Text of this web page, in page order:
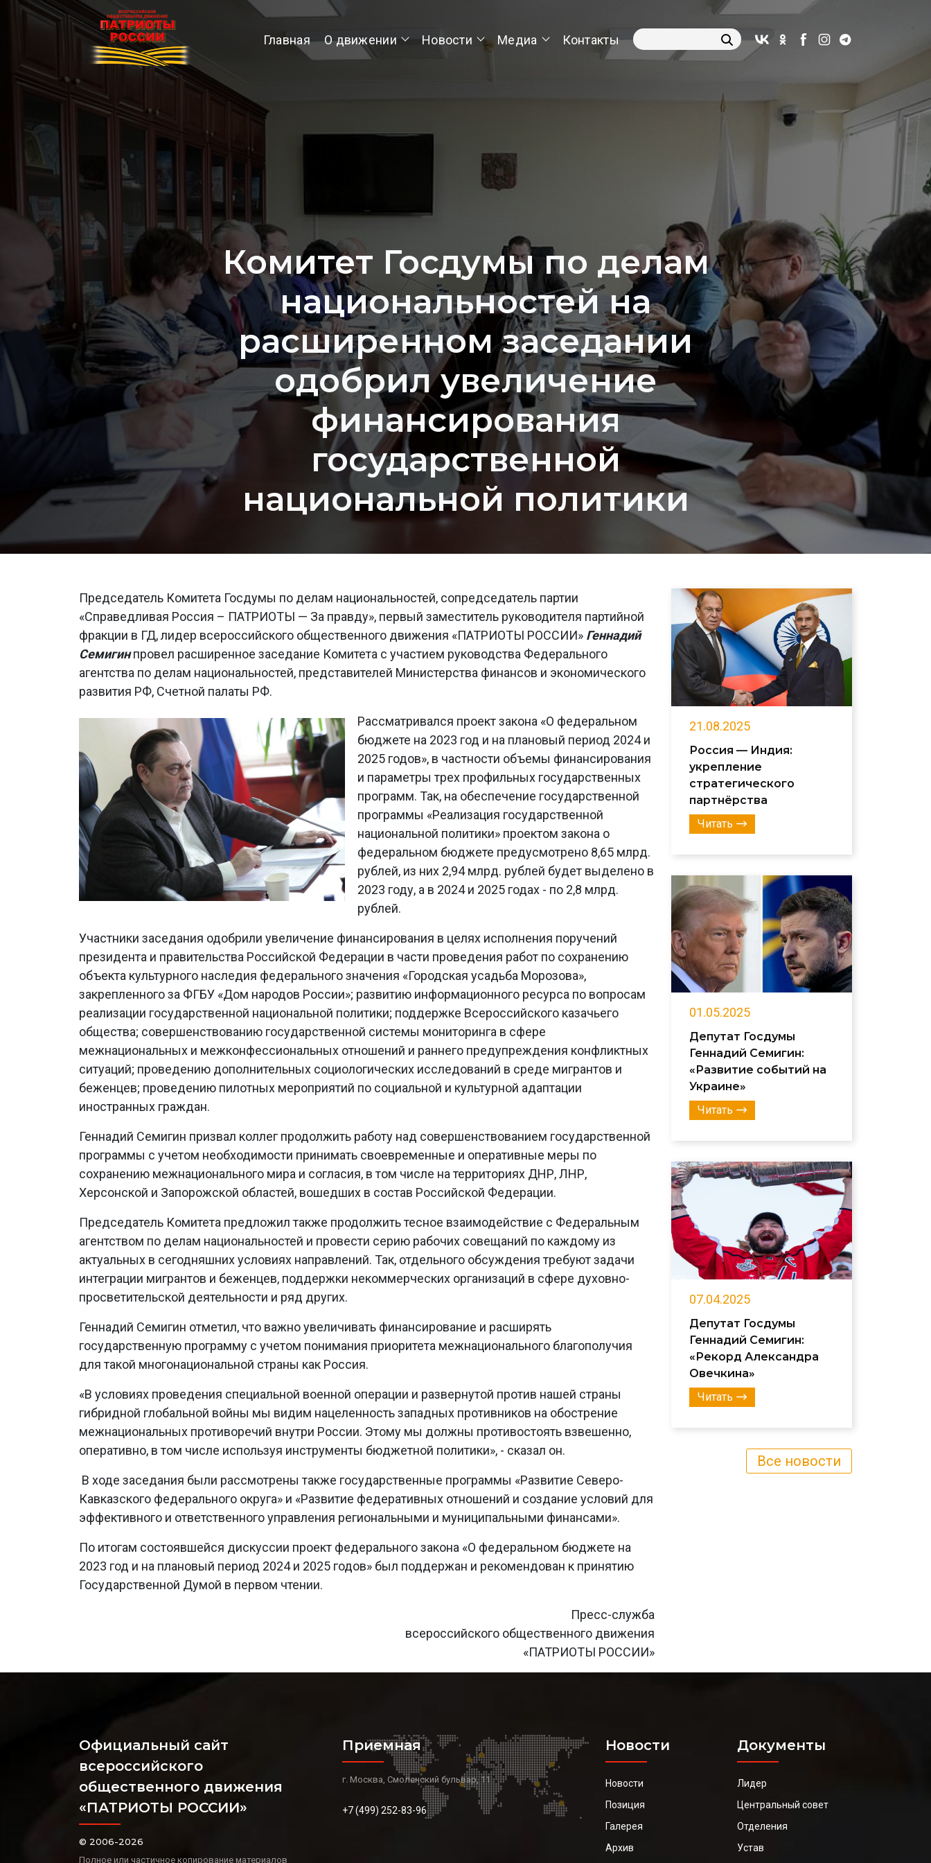
Главная О движении Новости Медиа Контакты
Комитет Госдумы по делам
национальностей на
расширенном заседании
одобрил увеличение
финансирования
государственной
национальной политики
Председатель Комитета Госдумы по делам национальностей, сопредседатель партии
«Справедливая Россия – ПАТРИОТЫ — За правду», первый заместитель руководителя партийной
фракции в ГД, лидер всероссийского общественного движения «ПАТРИОТЫ РОССИИ» Геннадий
Семигинпровел расширенное заседание Комитета с участием руководства Федерального
агентства по делам национальностей, представителей Министерства финансов и экономического
развития РФ, Счетной палаты РФ.
Рассматривался проект закона «О федеральном
бюджете на 2023 год и на плановый период 2024 и
2025 годов», в частности объемы финансирования
и параметры трех профильных государственных
программ. Так, на обеспечение государственной
программы «Реализация государственной
национальной политики» проектом закона о
федеральном бюджете предусмотрено 8,65 млрд.
рублей, из них 2,94 млрд. рублей будет выделено в
2023 году, а в 2024 и 2025 годах - по 2,8 млрд.
рублей.
Участники заседания одобрили увеличение финансирования в целях исполнения поручений
президента и правительства Российской Федерации в части проведения работ по сохранению
объекта культурного наследия федерального значения «Городская усадьба Морозова»,
закрепленного за ФГБУ «Дом народов России»; развитию информационного ресурса по вопросам
реализации государственной национальной политики; поддержке Всероссийского казачьего
общества; совершенствованию государственной системы мониторинга в сфере
межнациональных и межконфессиональных отношений и раннего предупреждения конфликтных
ситуаций; проведению дополнительных социологических исследований в среде мигрантов и
беженцев; проведению пилотных мероприятий по социальной и культурной адаптации
иностранных граждан.
Геннадий Семигин призвал коллег продолжить работу над совершенствованием государственной
программы с учетом необходимости принимать своевременные и оперативные меры по
сохранению межнационального мира и согласия, в том числе на территориях ДНР, ЛНР,
Херсонской и Запорожской областей, вошедших в состав Российской Федерации.
Председатель Комитета предложил также продолжить тесное взаимодействие с Федеральным
агентством по делам национальностей и провести серию рабочих совещаний по каждому из
актуальных в сегодняшних условиях направлений. Так, отдельного обсуждения требуют задачи
интеграции мигрантов и беженцев, поддержки некоммерческих организаций в сфере духовно-
просветительской деятельности и ряд других.
Геннадий Семигин отметил, что важно увеличивать финансирование и расширять
государственную программу с учетом понимания приоритета межнационального благополучия
для такой многонациональной страны как Россия.
«В условиях проведения специальной военной операции и развернутой против нашей страны
гибридной глобальной войны мы видим нацеленность западных противников на обострение
межнациональных противоречий внутри России. Этому мы должны противостоять взвешенно,
оперативно, в том числе используя инструменты бюджетной политики», - сказал он.
В ходе заседания были рассмотрены также государственные программы «Развитие Северо-
Кавказского федерального округа» и «Развитие федеративных отношений и создание условий для
эффективного и ответственного управления региональными и муниципальными финансами».
По итогам состоявшейся дискуссии проект федерального закона «О федеральном бюджете на
2023 год и на плановый период 2024 и 2025 годов» был поддержан и рекомендован к принятию
Государственной Думой в первом чтении.
Пресс-служба
всероссийского общественного движения
«ПАТРИОТЫ РОССИИ»
21.08.2025
Россия — Индия:
укрепление
стратегического
партнёрства
Читать
01.05.2025
Депутат Госдумы
Геннадий Семигин:
«Развитие событий на
Украине»
Читать
07.04.2025
Депутат Госдумы
Геннадий Семигин:
«Рекорд Александра
Овечкина»
Читать
Все новости
Официальный сайт
всероссийского
общественного движения
«ПАТРИОТЫ РОССИИ»
© 2006-2026
Полное или частичное копирование материалов
Приемная
г. Москва, Смоленский бульвар, 11
+7 (499) 252-83-96
Новости
Новости
Позиция
Галерея
Архив
Документы
Лидер
Центральный совет
Отделения
Устав